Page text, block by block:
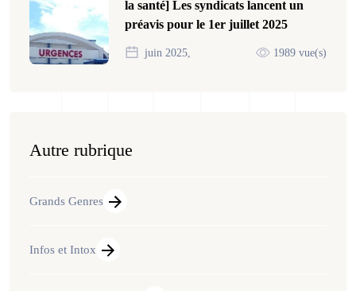
la santé] Les syndicats lancent un
préavis pour le 1er juillet 2025
juin 2025, 1989 vue(s)
Autre rubrique
Grands Genres
Infos et Intox